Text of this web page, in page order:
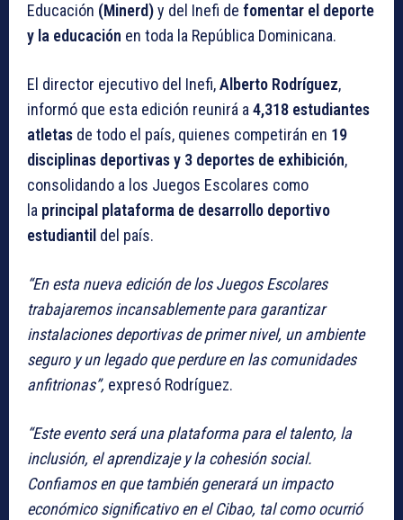
Educación (Minerd)y del Inefi de fomentar el deporte
y la educación en toda la República Dominicana.
El director ejecutivo del Inefi,Alberto Rodríguez,
informó que esta edición reunirá a 4,318 estudiantes
atletas de todo el país, quienes competirán en 19
disciplinas deportivas y 3 deportes de exhibición,
consolidando a los Juegos Escolares como
la principal plataforma de desarrollo deportivo
estudiantil del país.
“En esta nueva edición de los Juegos Escolares
trabajaremos incansablemente para garantizar
instalaciones deportivas de primer nivel, un ambiente
seguro y un legado que perdure en las comunidades
anfitrionas”, expresó Rodríguez.
“Este evento será una plataforma para el talento, la
inclusión, el aprendizaje y la cohesión social.
Confiamos en que también generará un impacto
económico significativo en el Cibao, tal como ocurrió